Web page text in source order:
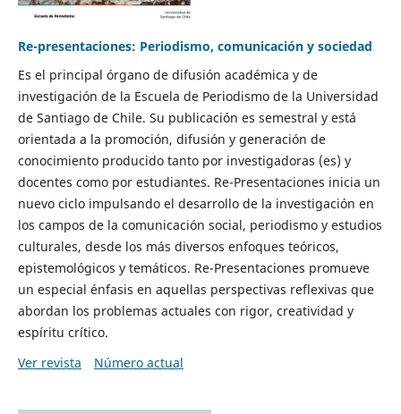
Re-presentaciones: Periodismo, comunicación y sociedad
Es el principal órgano de difusión académica y de
investigación de la Escuela de Periodismo de la Universidad
de Santiago de Chile. Su publicación es semestral y está
orientada a la promoción, difusión y generación de
conocimiento producido tanto por investigadoras (es) y
docentes como por estudiantes. Re-Presentaciones inicia un
nuevo ciclo impulsando el desarrollo de la investigación en
los campos de la comunicación social, periodismo y estudios
culturales, desde los más diversos enfoques teóricos,
epistemológicos y temáticos. Re-Presentaciones promueve
un especial énfasis en aquellas perspectivas reflexivas que
abordan los problemas actuales con rigor, creatividad y
espíritu crítico.
Ver revista
Número actual